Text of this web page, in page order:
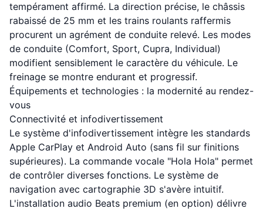
tempérament affirmé. La direction précise, le châssis
rabaissé de 25 mm et les trains roulants raffermis
procurent un agrément de conduite relevé. Les modes
de conduite (Comfort, Sport, Cupra, Individual)
modifient sensiblement le caractère du véhicule. Le
freinage se montre endurant et progressif.
Équipements et technologies : la modernité au rendez-
vous
Connectivité et infodivertissement
Le système d'infodivertissement intègre les standards
Apple CarPlay et Android Auto (sans fil sur finitions
supérieures). La commande vocale "Hola Hola" permet
de contrôler diverses fonctions. Le système de
navigation avec cartographie 3D s'avère intuitif.
L'installation audio Beats premium (en option) délivre